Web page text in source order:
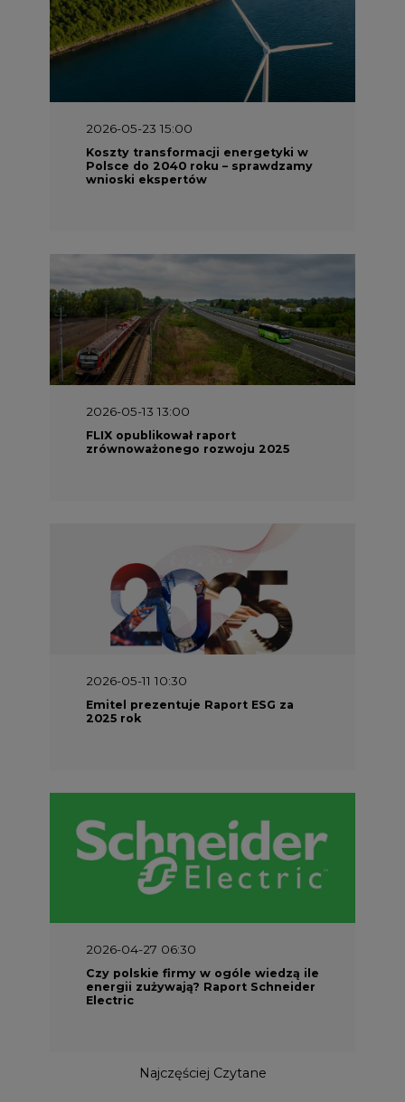
2026-05-23 15:00
Koszty transformacji energetyki w
Polsce do 2040 roku – sprawdzamy
wnioski ekspertów
2026-05-13 13:00
FLIX opublikował raport
zrównoważonego rozwoju 2025
2026-05-11 10:30
Emitel prezentuje Raport ESG za
2025 rok
2026-04-27 06:30
Czy polskie firmy w ogóle wiedzą ile
energii zużywają? Raport Schneider
Electric
Najczęściej Czytane